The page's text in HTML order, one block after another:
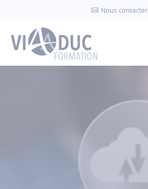
Nous contacter
Panneau de gestion des cookies